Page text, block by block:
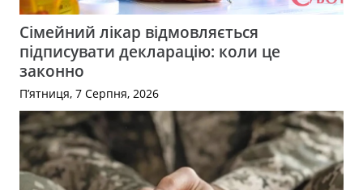
Сімейний лікар відмовляється
підписувати декларацію: коли це
законно
П’ятниця, 7 Серпня, 2026